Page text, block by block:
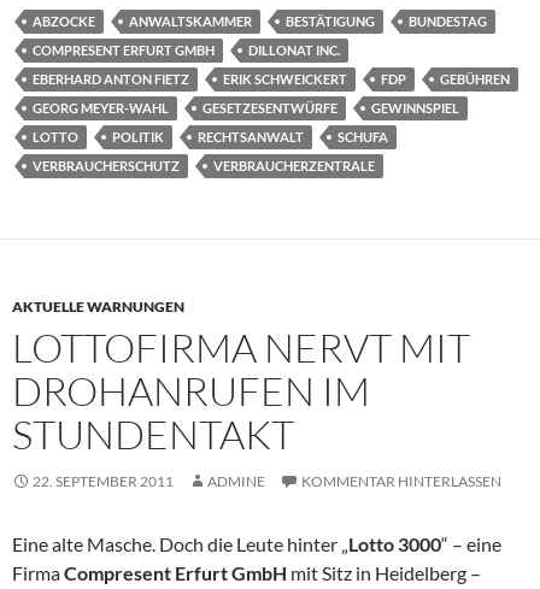
ABZOCKE ANWALTSKAMMER BESTÄTIGUNG
BUNDESTAG
COMPRESENT ERFURT GMBH
DILLONAT INC.
EBERHARD ANTON FIETZ
ERIK SCHWEICKERT FDP
GEBÜHREN
GEORG MEYER-WAHL
GESETZESENTWÜRFE
GEWINNSPIEL
LOTTO
POLITIK RECHTSANWALT
SCHUFA
VERBRAUCHERSCHUTZ
VERBRAUCHERZENTRALE
AKTUELLE WARNUNGEN
LOTTOFIRMA NERVT MIT
DROHANRUFEN IM
STUNDENTAKT
22. SEPTEMBER 2011 ADMINE KOMMENTAR HINTERLASSEN
Eine alte Masche. Doch die Leute hinter „Lotto 3000“ – eine
FirmaCompresent Erfurt GmbH mit Sitz in Heidelberg –